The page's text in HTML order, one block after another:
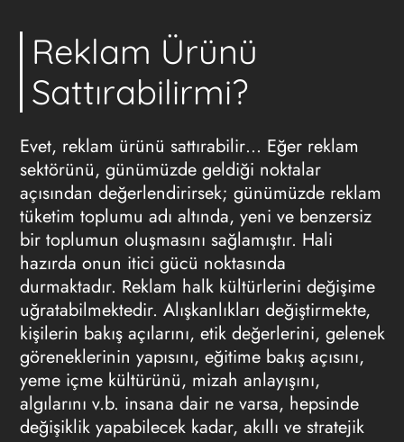
Reklam Ürünü
Sattırabilirmi?
Evet, reklam ürünü sattırabilir… Eğer reklam
sektörünü, günümüzde geldiği noktalar
açısından değerlendirirsek; günümüzde reklam
tüketim toplumu adı altında, yeni ve benzersiz
bir toplumun oluşmasını sağlamıştır. Hali
hazırda onun itici gücü noktasında
durmaktadır. Reklam halk kültürlerini değişime
uğratabilmektedir. Alışkanlıkları değiştirmekte,
kişilerin bakış açılarını, etik değerlerini, gelenek
göreneklerinin yapısını, eğitime bakış açısını,
yeme içme kültürünü, mizah anlayışını,
algılarını v.b. insana dair ne varsa, hepsinde
değişiklik yapabilecek kadar, akıllı ve stratejik